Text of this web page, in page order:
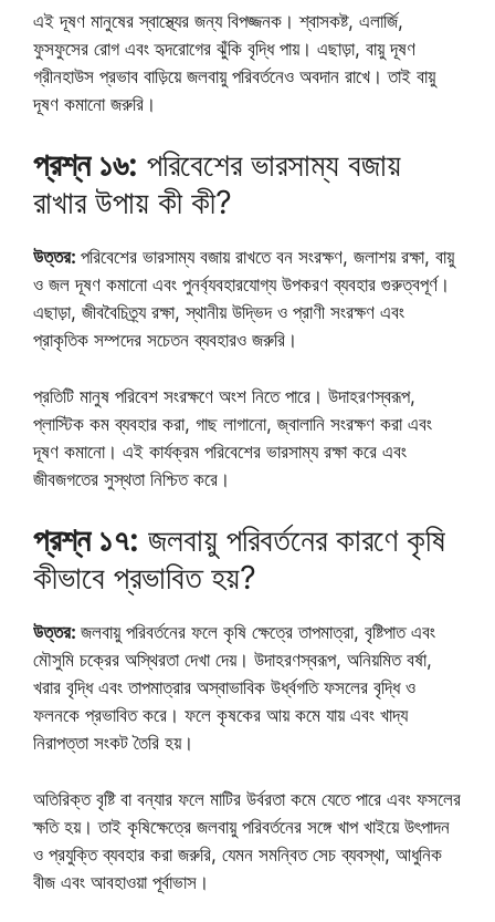
এই দূষণ মানুষের স্বাস্থ্যের জন্য বিপজ্জনক। শ্বাসকষ্ট, এলার্জি,
ফুসফুসের রোগ এবং হৃদরোগের ঝুঁকি বৃদ্ধি পায়। এছাড়া, বায়ু দূষণ
গ্রীনহাউস প্রভাব বাড়িয়ে জলবায়ু পরিবর্তনেও অবদান রাখে। তাই বায়ু
দূষণ কমানো জরুরি।
প্রশ্ন ১৬: পরিবেশের ভারসাম্য বজায়
রাখার উপায় কী কী?
উত্তর: পরিবেশের ভারসাম্য বজায় রাখতে বন সংরক্ষণ, জলাশয় রক্ষা, বায়ু
ও জল দূষণ কমানো এবং পুনর্ব্যবহারযোগ্য উপকরণ ব্যবহার গুরুত্বপূর্ণ।
এছাড়া, জীববৈচিত্র্য রক্ষা, স্থানীয় উদ্ভিদ ও প্রাণী সংরক্ষণ এবং
প্রাকৃতিক সম্পদের সচেতন ব্যবহারও জরুরি।
প্রতিটি মানুষ পরিবেশ সংরক্ষণে অংশ নিতে পারে। উদাহরণস্বরূপ,
প্লাস্টিক কম ব্যবহার করা, গাছ লাগানো, জ্বালানি সংরক্ষণ করা এবং
দূষণ কমানো। এই কার্যক্রম পরিবেশের ভারসাম্য রক্ষা করে এবং
জীবজগতের সুস্থতা নিশ্চিত করে।
প্রশ্ন ১৭: জলবায়ু পরিবর্তনের কারণে কৃষি
কীভাবে প্রভাবিত হয়?
উত্তর: জলবায়ু পরিবর্তনের ফলে কৃষি ক্ষেত্রে তাপমাত্রা, বৃষ্টিপাত এবং
মৌসুমি চক্রের অস্থিরতা দেখা দেয়। উদাহরণস্বরূপ, অনিয়মিত বর্ষা,
খরার বৃদ্ধি এবং তাপমাত্রার অস্বাভাবিক উর্ধ্বগতি ফসলের বৃদ্ধি ও
ফলনকে প্রভাবিত করে। ফলে কৃষকের আয় কমে যায় এবং খাদ্য
নিরাপত্তা সংকট তৈরি হয়।
অতিরিক্ত বৃষ্টি বা বন্যার ফলে মাটির উর্বরতা কমে যেতে পারে এবং ফসলের
ক্ষতি হয়। তাই কৃষিক্ষেত্রে জলবায়ু পরিবর্তনের সঙ্গে খাপ খাইয়ে উৎপাদন
ও প্রযুক্তি ব্যবহার করা জরুরি, যেমন সমন্বিত সেচ ব্যবস্থা, আধুনিক
বীজ এবং আবহাওয়া পূর্বাভাস।